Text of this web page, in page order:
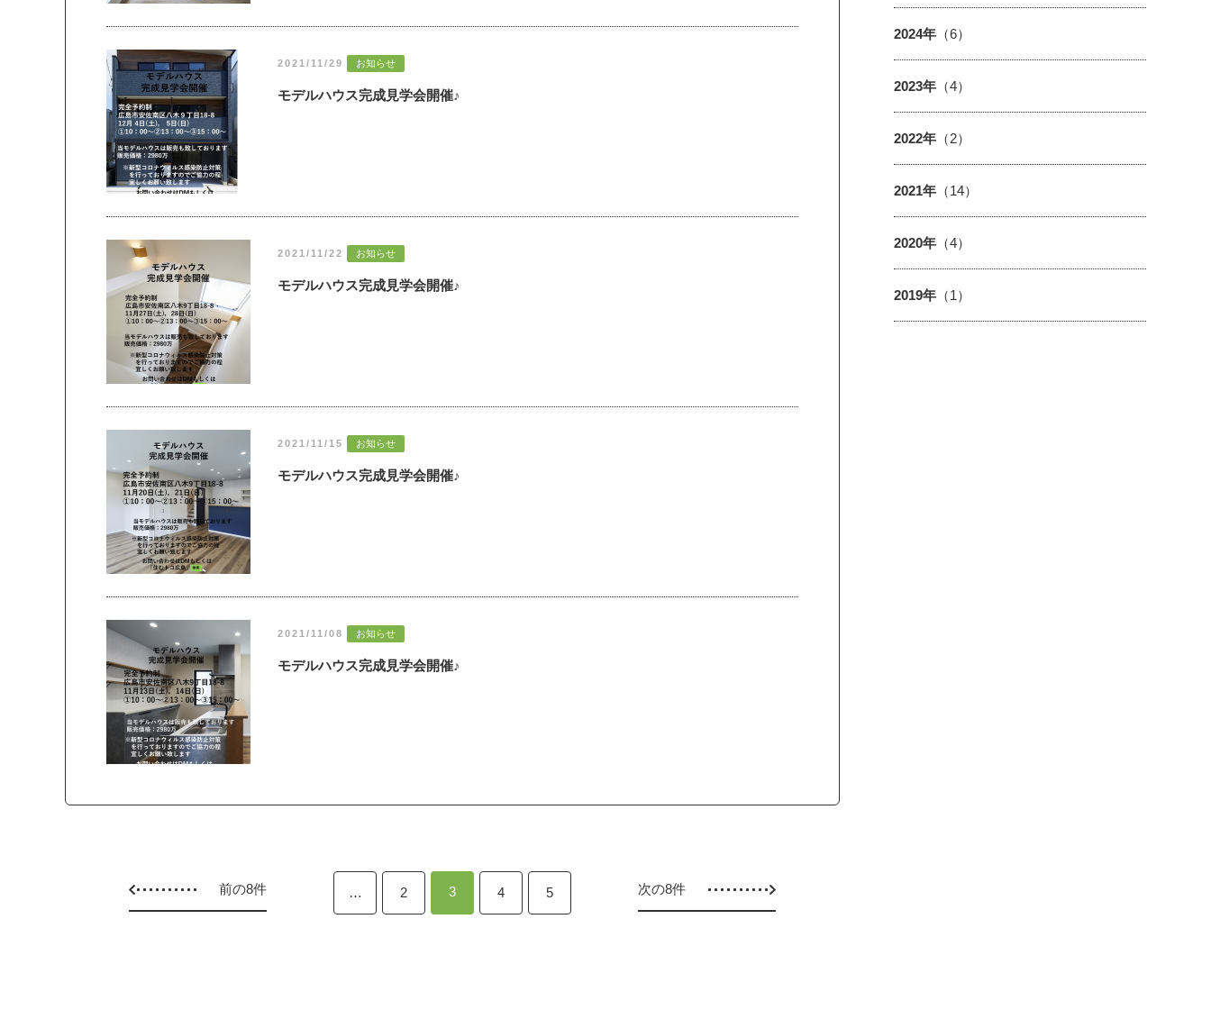
2021/11/29 お知らせ
モデルハウス完成見学会開催♪
2021/11/22 お知らせ
モデルハウス完成見学会開催♪
2021/11/15 お知らせ
モデルハウス完成見学会開催♪
2021/11/08 お知らせ
モデルハウス完成見学会開催♪
前の8件 … 2 3 4 5 次の8件
2024年 （6）
2023年 （4）
2022年 （2）
2021年 （14）
2020年 （4）
2019年 （1）